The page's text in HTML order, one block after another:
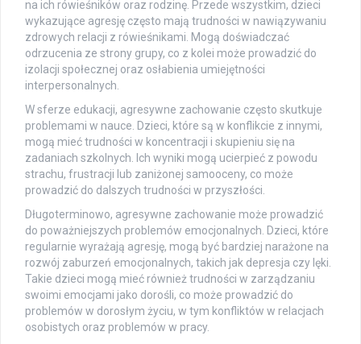
na ich rówieśników oraz rodzinę. Przede wszystkim, dzieci
wykazujące agresję często mają trudności w nawiązywaniu
zdrowych relacji z rówieśnikami. Mogą doświadczać
odrzucenia ze strony grupy, co z kolei może prowadzić do
izolacji społecznej oraz osłabienia umiejętności
interpersonalnych.
W sferze edukacji, agresywne zachowanie często skutkuje
problemami w nauce. Dzieci, które są w konflikcie z innymi,
mogą mieć trudności w koncentracji i skupieniu się na
zadaniach szkolnych. Ich wyniki mogą ucierpieć z powodu
strachu, frustracji lub zaniżonej samooceny, co może
prowadzić do dalszych trudności w przyszłości.
Długoterminowo, agresywne zachowanie może prowadzić
do poważniejszych problemów emocjonalnych. Dzieci, które
regularnie wyrażają agresję, mogą być bardziej narażone na
rozwój zaburzeń emocjonalnych, takich jak depresja czy lęki.
Takie dzieci mogą mieć również trudności w zarządzaniu
swoimi emocjami jako dorośli, co może prowadzić do
problemów w dorosłym życiu, w tym konfliktów w relacjach
osobistych oraz problemów w pracy.